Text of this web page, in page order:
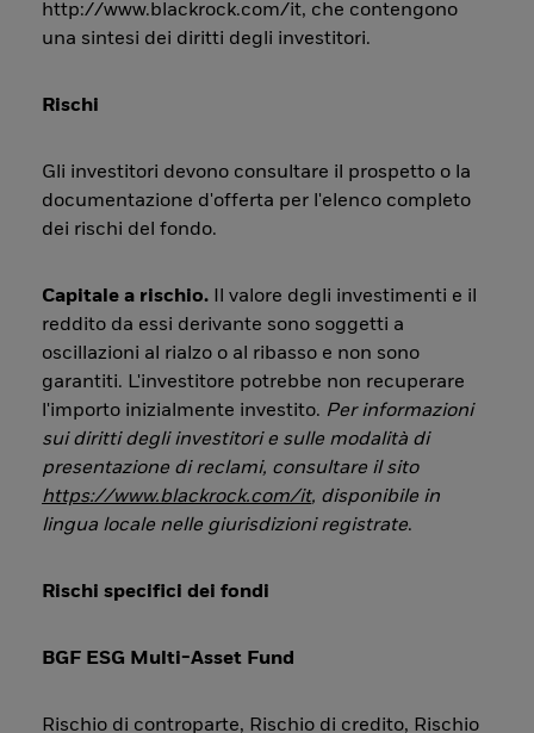
http://www.blackrock.com/it, che contengono
una sintesi dei diritti degli investitori.
Rischi
Gli investitori devono consultare il prospetto o la
documentazione d'offerta per l'elenco completo
dei rischi del fondo.
Capitale a rischio. Il valore degli investimenti e il
reddito da essi derivante sono soggetti a
oscillazioni al rialzo o al ribasso e non sono
garantiti. L'investitore potrebbe non recuperare
l'importo inizialmente investito. Per informazioni
sui diritti degli investitori e sulle modalità di
presentazione di reclami, consultare il sito
https://www.blackrock.com/it, disponibile in
lingua locale nelle giurisdizioni registrate.
Rischi specifici dei fondi
BGF ESG Multi-Asset Fund
Rischio di controparte, Rischio di credito, Rischio